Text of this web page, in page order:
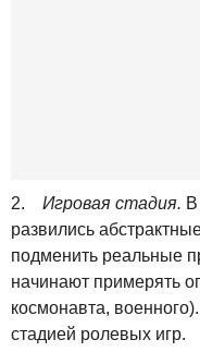
2. Игровая стадия.
развились
подменить реальные
начинают примерять
космонавта,
стадией ролевых игр.